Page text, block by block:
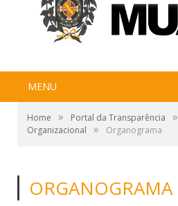
MENU
Home » Portal da Transparência »
Organizacional
» Organograma
ORGANOGRAMA